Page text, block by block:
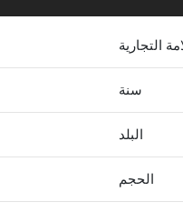
التجارية
سنة
البلد
الحجم